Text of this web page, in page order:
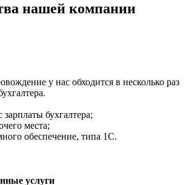
нашей компании
у нас обходится в несколько раз
бухгалтера;
места;
обеспечение, типа 1С.
услуги